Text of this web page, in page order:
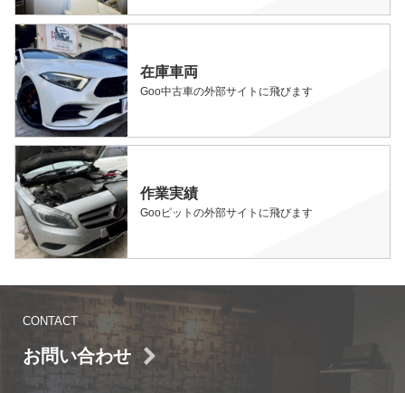
在庫車両
Goo中古車の外部サイトに飛びます
作業実績
Gooピットの外部サイトに飛びます
CONTACT
お問い合わせ